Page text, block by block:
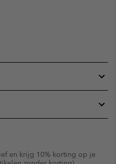
en krijg 10% korting op je